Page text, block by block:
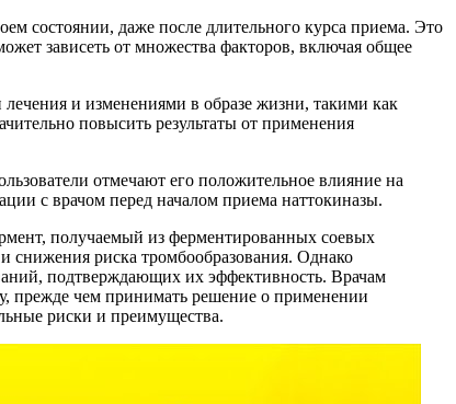
состоянии, даже после длительного курса приема. Это
зависеть от множества факторов, включая общее
и изменениями в образе жизни, такими как
повысить результаты от применения
отмечают его положительное влияние на
с врачом перед началом приема наттокиназы.
получаемый из ферментированных соевых
снижения риска тромбообразования. Однако
подтверждающих их эффективность. Врачам
прежде чем принимать решение о применении
риски и преимущества.